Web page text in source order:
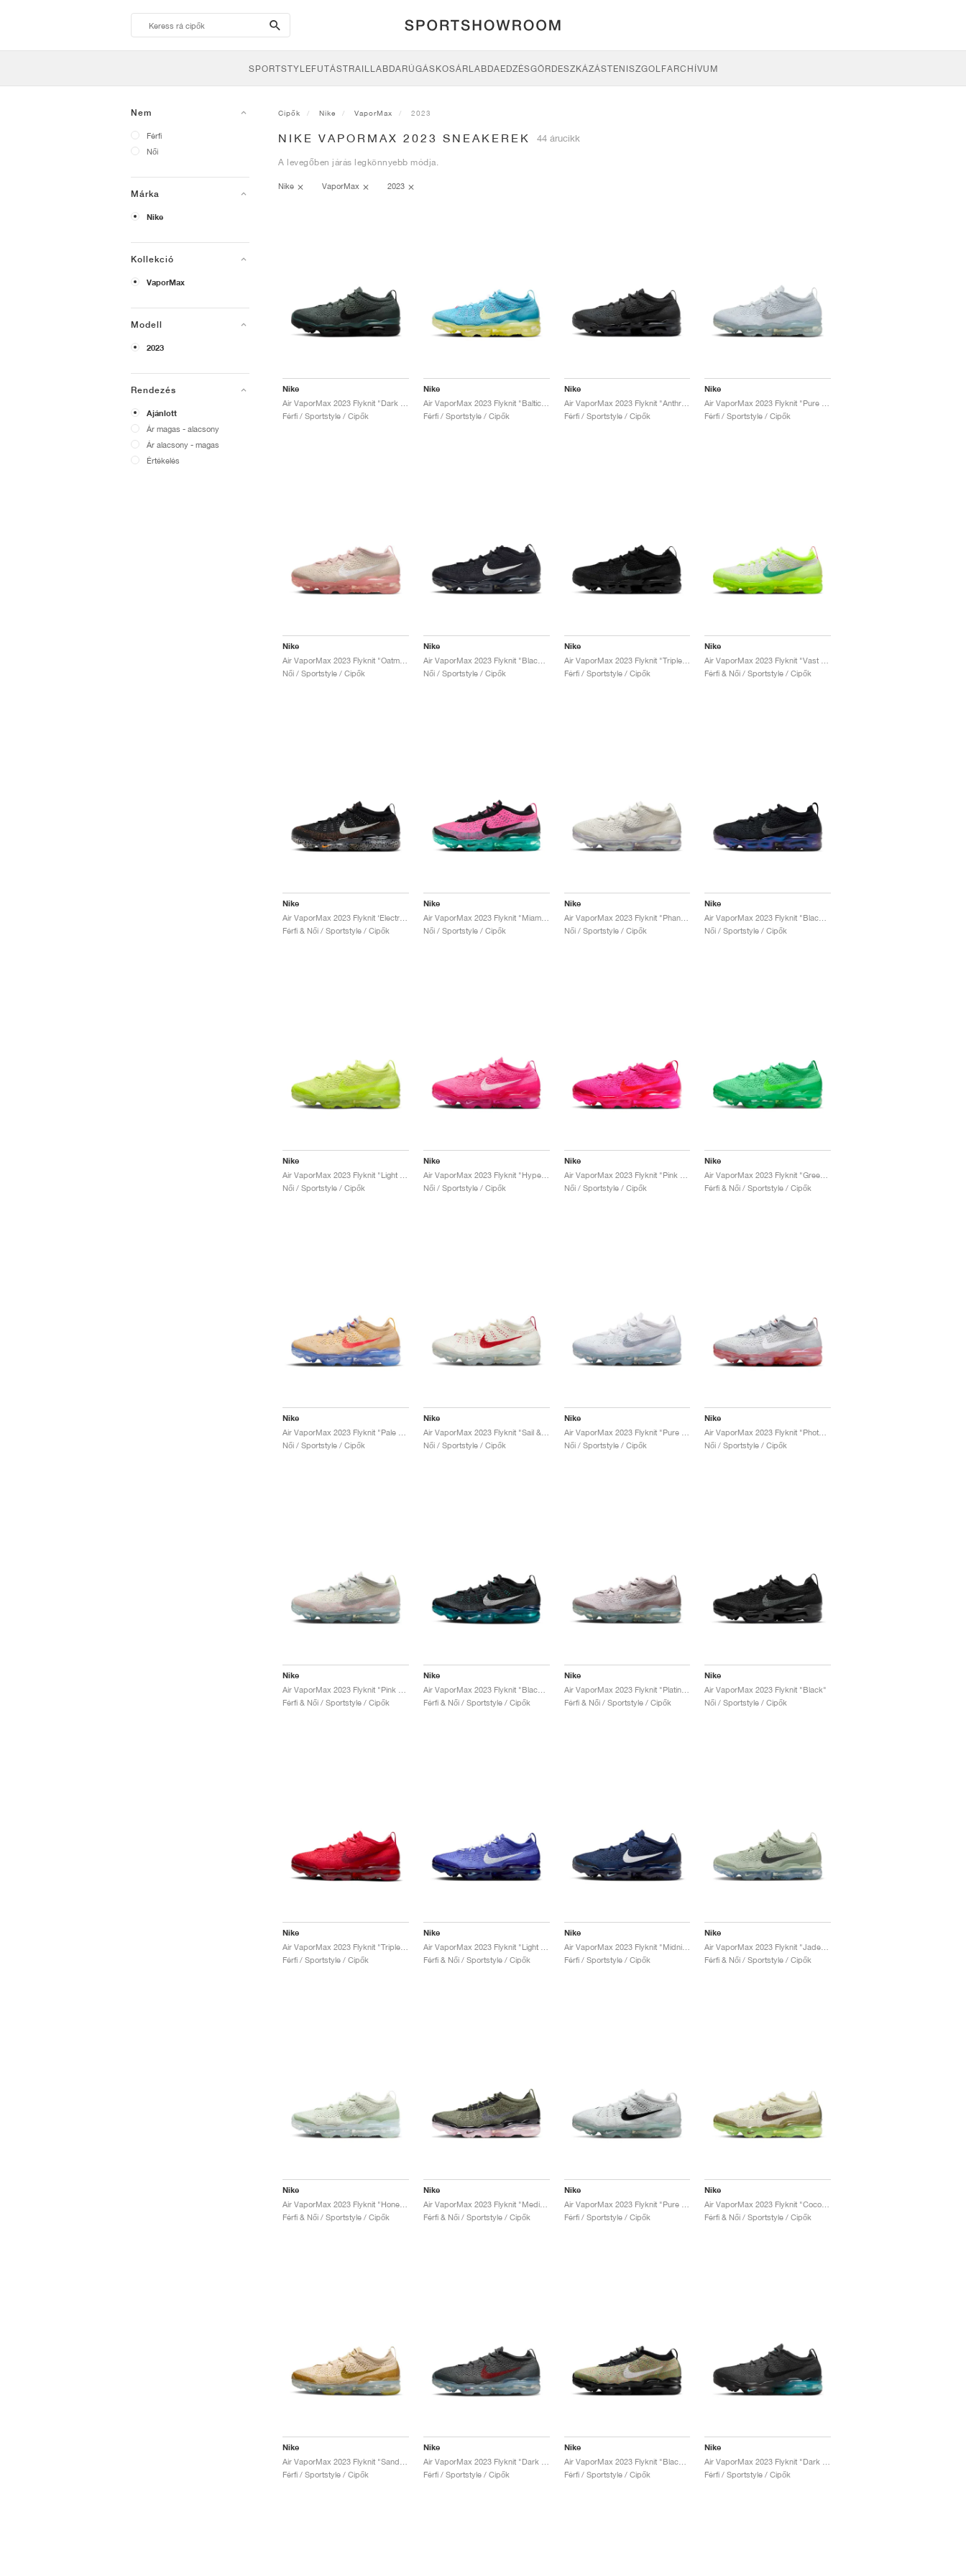
search-
btn
SPORTSTYLEFUTÁSTRAILLABDARÚGÁSKOSÁRLABDAEDZÉSGÖRDESZKÁZÁSTENISZGOLFARCHÍVUM
Nem
Férfi
Női
Márka
Nike
Kollekció
VaporMax
Modell
2023
Rendezés
Ajánlott
Ár magas - alacsony
Ár alacsony - magas
Értékelés
Cipők Nike VaporMax 2023
NIKE VAPORMAX 2023 SNEAKEREK 44 árucikk
A levegőben járás legkönnyebb módja.
Nike VaporMax 2023
Nike
Férfi / Sportstyle / Cipők
Nike
Air VaporMax 2023 Flyknit "Baltic Blue"
Férfi / Sportstyle / Cipők
Nike
Air VaporMax 2023 Flyknit "Anthracite & Black"
Férfi / Sportstyle / Cipők
Nike
Férfi / Sportstyle / Cipők
Nike
Női / Sportstyle / Cipők
Nike
Air VaporMax 2023 Flyknit "Black & Sail"
Női / Sportstyle / Cipők
Nike
Air VaporMax 2023 Flyknit "Triple Black"
Férfi / Sportstyle / Cipők
Nike
Férfi & Női / Sportstyle / Cipők
Nike
Férfi & Női / Sportstyle / Cipők
Nike
Air VaporMax 2023 Flyknit "Miami Nights"
Női / Sportstyle / Cipők
Nike
Air VaporMax 2023 Flyknit "Phantom"
Női / Sportstyle / Cipők
Nike
Női / Sportstyle / Cipők
Nike
Női / Sportstyle / Cipők
Nike
Air VaporMax 2023 Flyknit "Hyper Pink"
Női / Sportstyle / Cipők
Nike
Női / Sportstyle / Cipők
Nike
Férfi & Női / Sportstyle / Cipők
Nike
Női / Sportstyle / Cipők
Nike
Női / Sportstyle / Cipők
Nike
Női / Sportstyle / Cipők
Nike
Női / Sportstyle / Cipők
Nike
Férfi & Női / Sportstyle / Cipők
Nike
Air VaporMax 2023 Flyknit "Black & Rapid Teal"
Férfi & Női / Sportstyle / Cipők
Nike
Air VaporMax 2023 Flyknit "Platinum Violet"
Férfi & Női / Sportstyle / Cipők
Nike
Air VaporMax 2023 Flyknit "Black"
Női / Sportstyle / Cipők
Nike
Férfi / Sportstyle / Cipők
Nike
Férfi & Női / Sportstyle / Cipők
Nike
Air VaporMax 2023 Flyknit "Midnight Navy & White"
Férfi / Sportstyle / Cipők
Nike
Férfi & Női / Sportstyle / Cipők
Nike
Férfi & Női / Sportstyle / Cipők
Nike
Air VaporMax 2023 Flyknit "Medium Olive & Pink Oxford"
Férfi & Női / Sportstyle / Cipők
Nike
Férfi / Sportstyle / Cipők
Nike
Férfi & Női / Sportstyle / Cipők
Nike
Férfi / Sportstyle / Cipők
Nike
Férfi / Sportstyle / Cipők
Nike
Air VaporMax 2023 Flyknit "Black & Barely Volt"
Férfi / Sportstyle / Cipők
Nike
Férfi / Sportstyle / Cipők